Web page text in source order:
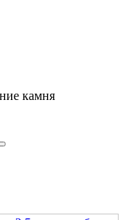
камня